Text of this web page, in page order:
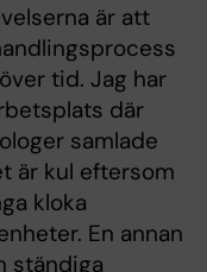
är att
tid. Jag har
där
samlade
är kul eftersom
kloka
En annan
ständiga